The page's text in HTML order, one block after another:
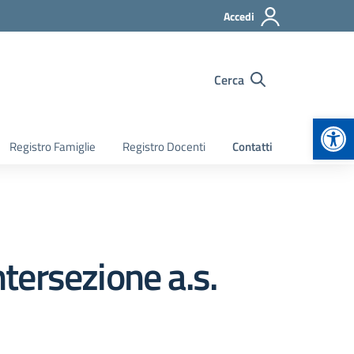
Accedi
Cerca
Registro Famiglie Registro Docenti Contatti
a.s.